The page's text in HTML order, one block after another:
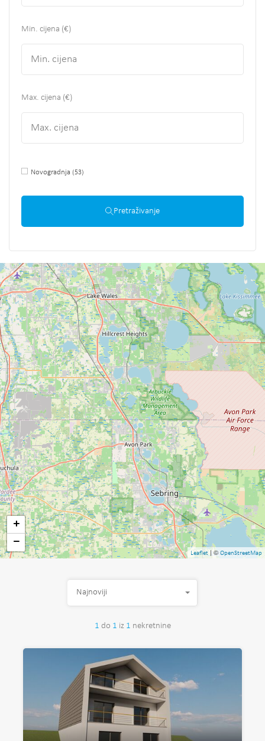
Min. cijena (€)
Max. cijena (€)
Novogradnja (53)
Pretraživanje
+
−
Leaflet | ©OpenStreetMap
1 do 1 iz 1 nekretnine
Najnoviji